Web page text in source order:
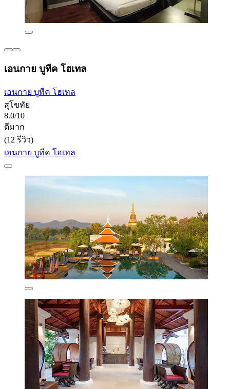
เอนกาย บูทีค โฮเทล
เอนกาย บูทีค โฮเทล
สุโขทัย
8.0/10
ดีมาก
(12 รีวิว)
เอนกาย บูทีค โฮเทล